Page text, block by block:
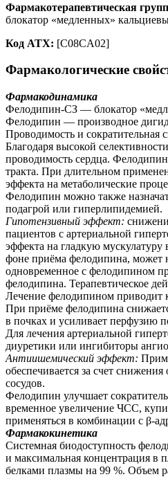
Фармакотерапевтическая
блокатор «медленных»
Код АТХ: [C08CA02]
Фармакологические
Фармакодинамика
Фелодипин-СЗ — блокатор
Фелодипин — производное
Проводимость и сократительная
Благодаря высокой
проводимость сердца.
тракта. При длительном
эффекта на метаболические
Фелодипин можно также
подагрой или гиперлипидемией.
Гипотензивный эффект:
пациентов с артериальной
эффекта на гладкую мускулатуру
фоне приёма фелодипина, может
одновременное с фелодипином
фелодипина. Терапевтическое
Лечение фелодипином приводит
При приёме фелодипина
в почках и усиливает перфузию
Для лечения артериальной
диуретики или ингибиторы
Антиишемический эффект:
обеспечивается за счет
сосудов.
Фелодипин улучшает
временное увеличение ЧСС,
применяться в комбинации с β-
Фармакокинетика
Системная биодоступность
и максимальная концентрация в
белками плазмы на 99 %. Объем